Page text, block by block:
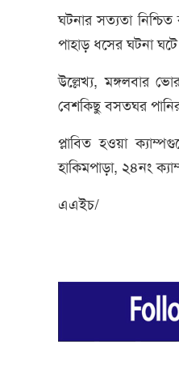
ঘটনার সত্যতা নিশ্চিত
পাহাড় ধসের ঘটনা
উল্লেখ্য, মঙ্গলবার
বেশকিছু বসতঘর পানির
প্লাবিত হওয়া
হাকিমপাড়া, ২৪নং
এএইচ/